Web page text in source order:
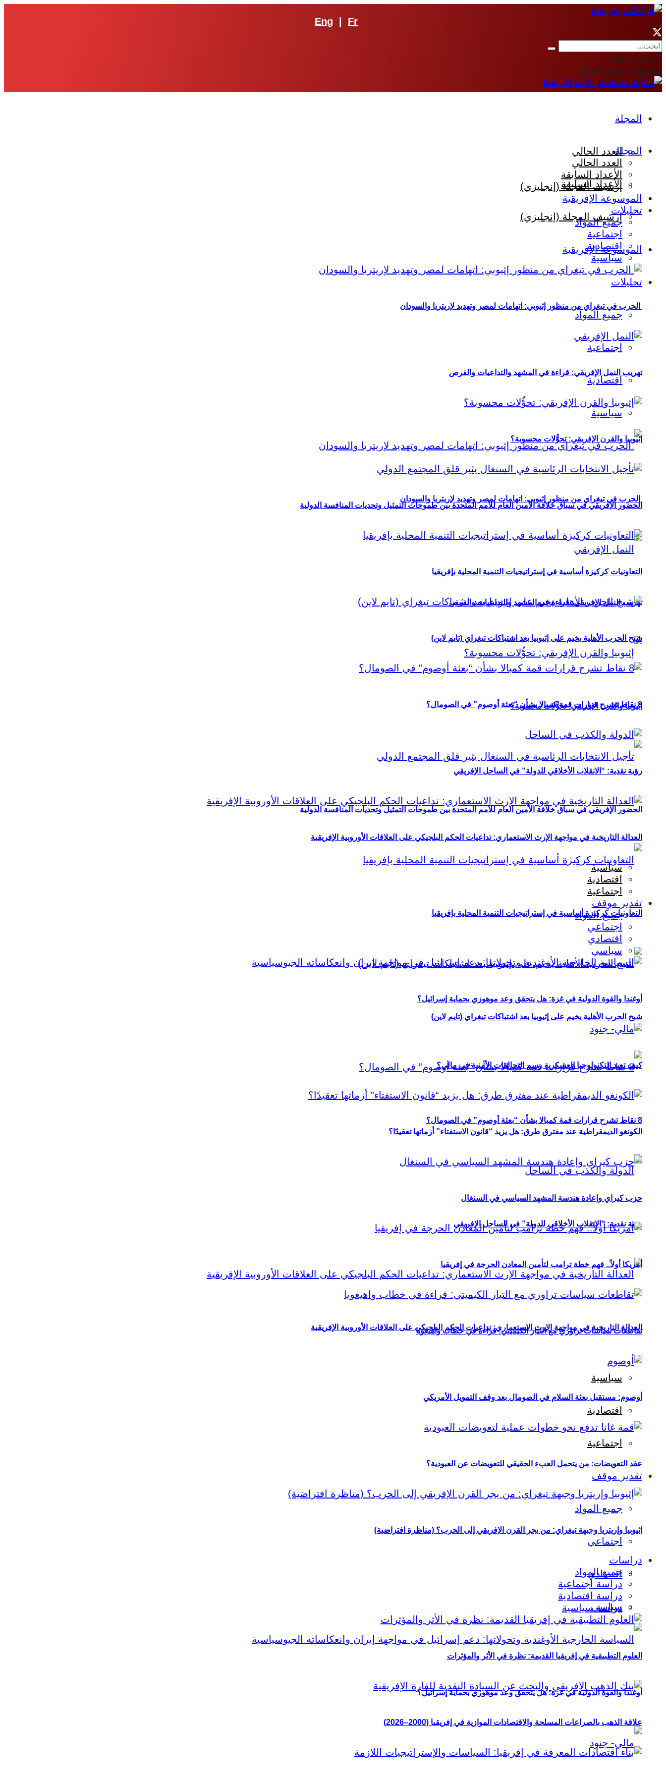
Eng Fr
لا توجد نتيجة
مشاهدة جميع النتائج
المجلة
العدد الحالي
الأعداد السابقة
إرشيف المجلة (إنجليزي)
الموسوعة الإفريقية
تحليلات
جميع المواد
اجتماعية
اقتصادية
سياسية
الحرب في تيغراي من منظور إثيوبي: اتهامات لمصر وتهديد لإريتريا والسودان
تهريب النمل الإفريقي: قراءة في المشهد والتداعيات والفرص
إثيوبيا والقرن الإفريقي: تحوُّلات محسوبة؟
الحضور الإفريقي في سباق خلافة الأمين العام للأمم المتحدة بين طموحات التمثيل وتحديات المنافسة الدولية
التعاونيات كركيزة أساسية في إستراتيجيات التنمية المحلية بإفريقيا
شبح الحرب الأهلية يخيم على إثيوبيا بعد اشتباكات تيغراي (تايم لاين)
8 نقاط تشرح قرارات قمة كمبالا بشأن “بعثة أوصوم” في الصومال؟
رؤية نقدية: “الانقلاب الأخلاقي للدولة” في الساحل الإفريقي
العدالة التاريخية في مواجهة الإرث الاستعماري: تداعيات الحكم البلجيكي على العلاقات الأوروبية الإفريقية
سياسية
اقتصادية
اجتماعية
تقدير موقف
جميع المواد
اجتماعي
اقتصادي
سياسي
أوغندا والقوة الدولية في غزة: هل يتحقق وعد موهوزي بحماية إسرائيل؟
المجلة
العدد الحالي
الأعداد السابقة
إرشيف المجلة (إنجليزي)
الموسوعة الإفريقية
تحليلات
جميع المواد
اجتماعية
اقتصادية
سياسية
الحرب في تيغراي من منظور إثيوبي: اتهامات لمصر وتهديد لإريتريا والسودان
تهريب النمل الإفريقي: قراءة في المشهد والتداعيات والفرص
إثيوبيا والقرن الإفريقي: تحوُّلات محسوبة؟
الحضور الإفريقي في سباق خلافة الأمين العام للأمم المتحدة بين طموحات التمثيل وتحديات المنافسة الدولية
التعاونيات كركيزة أساسية في إستراتيجيات التنمية المحلية بإفريقيا
شبح الحرب الأهلية يخيم على إثيوبيا بعد اشتباكات تيغراي (تايم لاين)
8 نقاط تشرح قرارات قمة كمبالا بشأن “بعثة أوصوم” في الصومال؟
رؤية نقدية: “الانقلاب الأخلاقي للدولة” في الساحل الإفريقي
العدالة التاريخية في مواجهة الإرث الاستعماري: تداعيات الحكم البلجيكي على العلاقات الأوروبية الإفريقية
سياسية
اقتصادية
اجتماعية
تقدير موقف
جميع المواد
اجتماعي
اقتصادي
سياسي
أوغندا والقوة الدولية في غزة: هل يتحقق وعد موهوزي بحماية إسرائيل؟
كيف تعيد التكنولوجيا العسكرية رسم التحالفات الأمنية في مالي؟
الكونغو الديمقراطية عند مفترق طرق: هل يزيد “قانون الاستفتاء” أزماتها تعقيدًا؟
حزب كيراي وإعادة هندسة المشهد السياسي في السنغال
أمريكا أولاً.. فهم خطة ترامب لتأمين المعادن الحرجة في إفريقيا
تقاطعات سياسات تراوري مع التيار الكيميتي: قراءة في خطاب واهيغويا
أوصوم: مستقبل بعثة السلام في الصومال بعد وقف التمويل الأمريكي
عقد التعويضات: من يتحمل العبء الحقيقي للتعويضات عن العبودية؟
إثيوبيا وإريتريا وجبهة تيغراي: من يجر القرن الإفريقي إلى الحرب؟ (مناظرة افتراضية)
دراسات
جميع المواد
دراسة اجتماعية
دراسة اقتصادية
دراسة سياسية
العلوم التطبيقية في إفريقيا القديمة: نظرة في الأثر والمؤثرات
علاقة الذهب بالصراعات المسلحة والاقتصادات الموازية في إفريقيا (2000–2026)